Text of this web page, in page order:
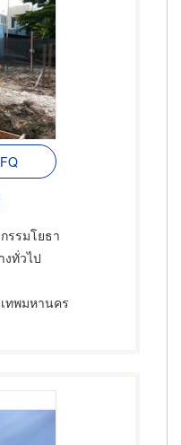
รรมโยธา
งทั่วไป
ทพมหานคร